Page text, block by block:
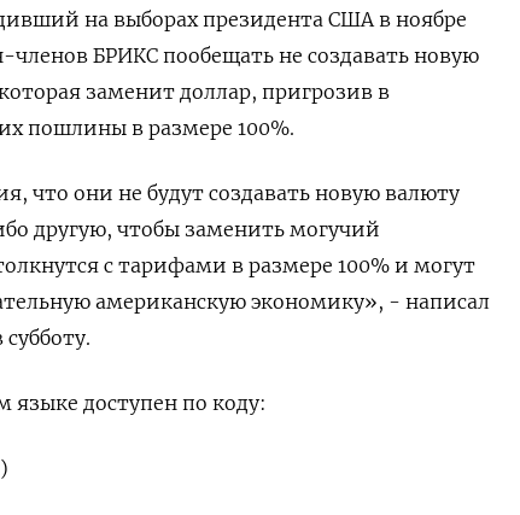
на выборах президента США в ноябре
членов БРИКС пообещать не создавать новую
заменит доллар, пригрозив в
пошлины в размере 100%.
что они не будут создавать новую валюту
другую, чтобы заменить могучий
с тарифами в размере 100% и могут
американскую экономику», - написал
доступен по коду: